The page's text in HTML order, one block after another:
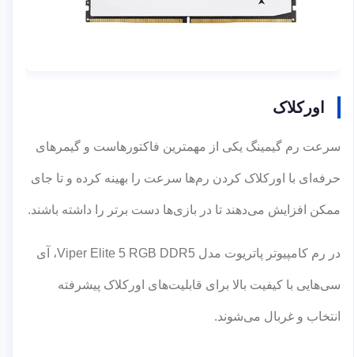
اورکلاک
سرعت رم گیمینگ یکی از مهمترین فاکتورهاست و گیمرهای
حرفه‌ای با اورکلاک کردن رم‌ها سرعت را بهینه کرده و تا جای
ممکن افزایش می‌دهند تا در بازی‌ها دست برتر را داشته باشند.
در رم کامپیوتر پاتریوت مدل Viper Elite 5 RGB DDR5، آی
سی‌هایی با کیفیت بالا برای قابلیت‌های اورکلاک پیشرفته
انتخاب و غربال می‌شوند.